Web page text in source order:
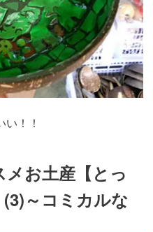
！！
お土産【とっ
～コミカルな